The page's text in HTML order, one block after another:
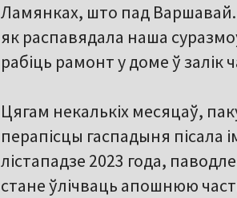
Ламянках, што пад Варшавай.
як распавядала наша
рабіць рамонт у доме ў залік
Цягам некалькіх месяцаў,
перапісцы гаспадыня пісала
лістападзе 2023 года,
стане ўлічваць апошнюю